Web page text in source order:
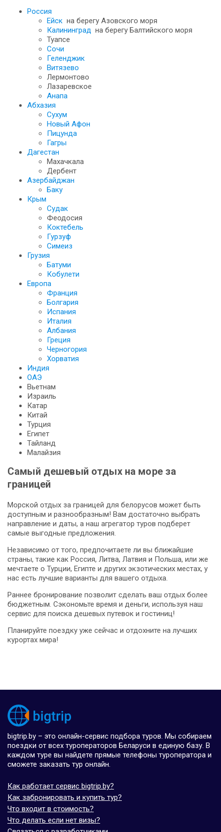
Россия
Ейск на берегу Азовского моря
Калининград на берегу Балтийского моря
Туапсе
Сочи
Геленджик
Витязево
Лермонтово
Лазаревское
Анапа
Абхазия
Сухум
Новый Афон
Пицунда
Гагры
Дагестан
Махачкала
Дербент
Азербайджан
Баку
Крым
Судак
Феодосия
Коктебель
Гурзуф
Симеиз
Грузия
Батуми
Кобулети
Европа
Франция
Болгария
Испания
Италия
Албания
Греция
Черногория
Хорватия
Индия
ОАЭ
Вьетнам
Израиль
Катар
Китай
Турция
Египет
Тайланд
Малайзия
Самый дешевый отдых на море за
границей
Морской отдых за границей для белорусов может быть
доступным и разнообразным! Вам достаточно выбрать
направление и даты, а наш агрегатор туров подберет
самые выгодные предложения.
Независимо от того, предпочитаете ли вы ближайшие
страны, такие как Россия, Литва, Латвия и Польша, или же
мечтаете о Турции, Египте и других экзотических местах, у
нас есть лучшие варианты для вашего отдыха.
Раннее бронирование позволит сделать ваш отдых более
бюджетным. Сэкономьте время и деньги, используя наш
сервис для поиска дешевых путевок и гостиниц!
Планируйте поездку уже сейчас и отдохните на лучших
курортах мира!
bigtrip.by – это онлайн-сервис подбора туров. Мы собираем
поездки от всех туроператоров Беларуси в единую базу. В
каждом туре вы найдете прямые телефоны туроператора и
сможете заказать тур онлайн.
Как работает сервис bigtrip.by?
Как забронировать и купить тур?
Что входит в стоимость?
Что делать если нет визы?